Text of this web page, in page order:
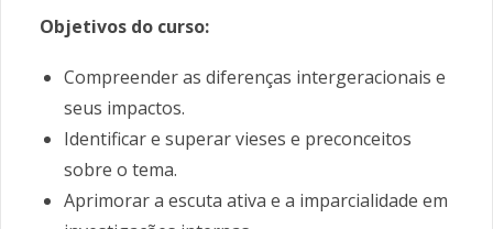
Objetivos do curso:
Compreender as diferenças intergeracionais e
seus impactos.
Identificar e superar vieses e preconceitos
sobre o tema.
Aprimorar a escuta ativa e a imparcialidade em